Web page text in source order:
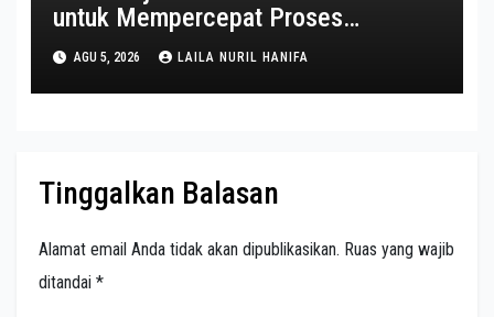
untuk Mempercepat Proses
Pengemasan
AGU 5, 2026 LAILA NURIL HANIFA
Tinggalkan Balasan
Alamat email Anda tidak akan dipublikasikan. Ruas yang wajib
ditandai *